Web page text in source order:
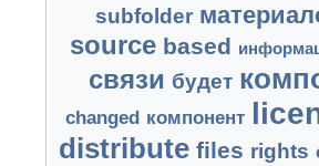
subfolder
source based
связи будет
changed компонент
distribute files rights